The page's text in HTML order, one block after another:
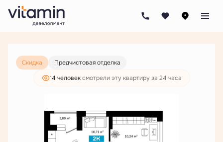
2-комнатная 9 926 000 руб.
7 594 000 руб.
Скидка
Предчистовая отделка
14 человексмотрели эту квартиру за 24 часа